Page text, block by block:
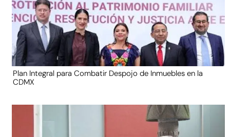
Plan Integral para Combatir Despojo de Inmuebles en la
CDMX